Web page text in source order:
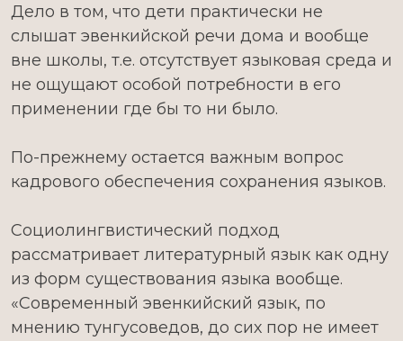
Дело в том, что дети практически не
слышат эвенкийской речи дома и вообще
вне школы, т.е. отсутствует языковая среда и
не ощущают особой потребности в его
применении где бы то ни было.
По-прежнему остается важным вопрос
кадрового обеспечения сохранения языков.
Социолингвистический подход
рассматривает литературный язык как одну
из форм существования языка вообще.
«Современный эвенкийский язык, по
мнению тунгусоведов, до сих пор не имеет